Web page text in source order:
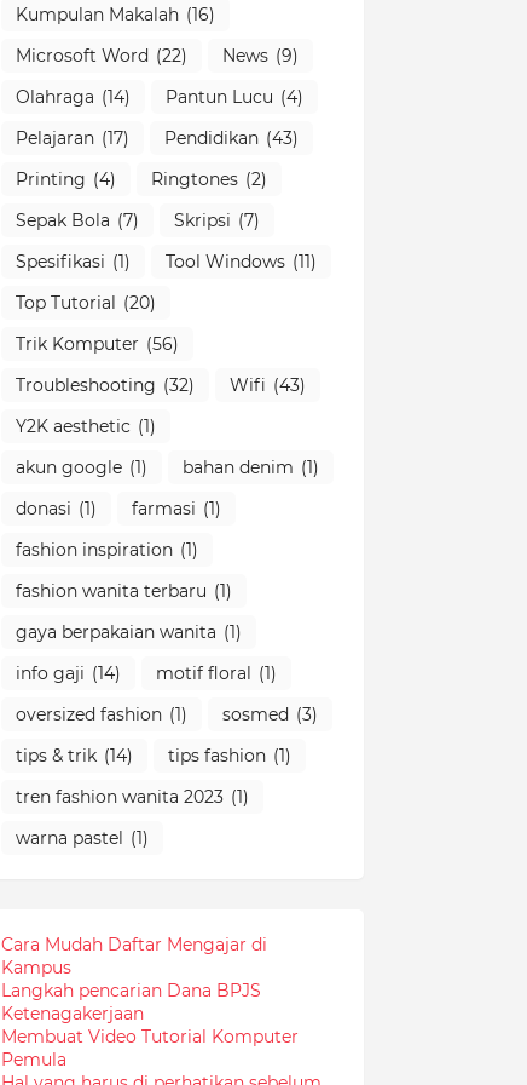
Kumpulan Makalah (16)
Microsoft Word (22) News (9)
Olahraga (14) Pantun Lucu (4)
Pelajaran (17) Pendidikan (43)
Printing (4) Ringtones (2)
Sepak Bola (7) Skripsi (7)
Spesifikasi (1) Tool Windows (11)
Top Tutorial (20)
Trik Komputer (56)
Troubleshooting (32) Wifi (43)
Y2K aesthetic (1)
akun google (1) bahan denim (1)
donasi (1) farmasi (1)
fashion inspiration (1)
fashion wanita terbaru (1)
gaya berpakaian wanita (1)
info gaji (14) motif floral (1)
oversized fashion (1) sosmed (3)
tips & trik (14) tips fashion (1)
tren fashion wanita 2023 (1)
warna pastel (1)
Cara Mudah Daftar Mengajar di
Kampus
Langkah pencarian Dana BPJS
Ketenagakerjaan
Membuat Video Tutorial Komputer
Pemula